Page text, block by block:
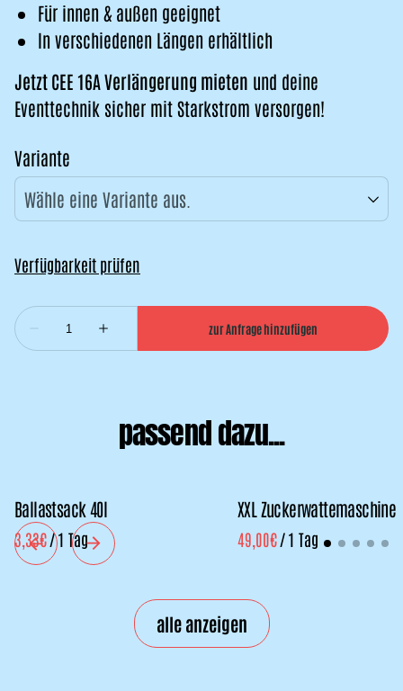
Für innen & außen geeignet
In verschiedenen Längen erhältlich
Jetzt CEE 16A Verlängerung mieten und deine
Eventtechnik sicher mit Starkstrom versorgen!
Variante
passend dazu...
Ballastsack 40l
/
XXL Zuckerwattemaschine
/
alle anzeigen